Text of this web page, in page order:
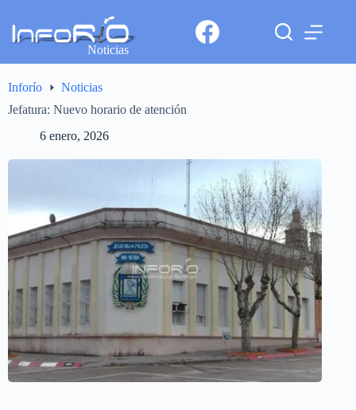
Noticias
Inforío
Noticias
Jefatura: Nuevo horario de atención
6 enero, 2026